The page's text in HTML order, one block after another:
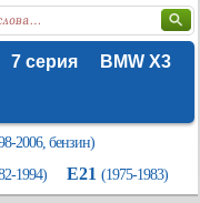
7 серия
BMW X3
2006, бензин)
1994) E21 (1975-1983)